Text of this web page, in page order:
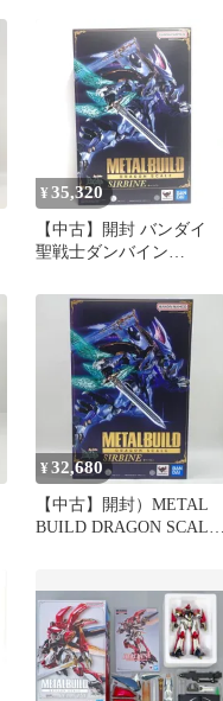
¥ 35,320
【中古】開封 バンダイ
聖戦士ダンバイン
SCALE サーバイン[18]
¥32,680
【中古】開封）METAL
BUILD DRAGON SCALE